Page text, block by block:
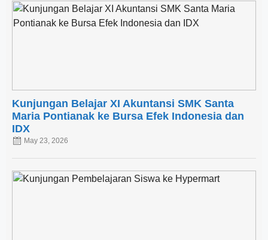
Kunjungan Belajar XI Akuntansi SMK Santa
Maria Pontianak ke Bursa Efek Indonesia dan
IDX
May 23, 2026